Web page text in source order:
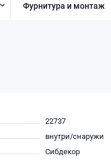
Фурнитура и монтаж
22737
внутри/снаружи
Сибдекор